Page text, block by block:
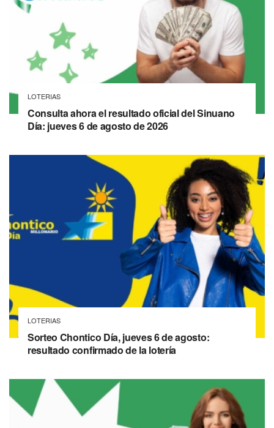
LOTERIAS
Consulta ahora el resultado oficial del Sinuano
Día: jueves 6 de agosto de 2026
LOTERIAS
Sorteo Chontico Día, jueves 6 de agosto:
resultado confirmado de la lotería